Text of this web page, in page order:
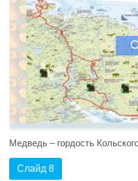
Медведь – гордость
Слайд 8